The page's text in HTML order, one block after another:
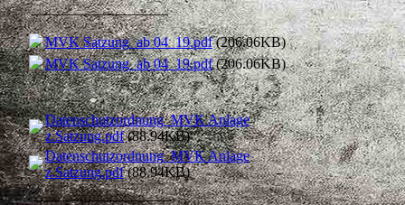
___________________
MVK Satzung_ab 04_19.pdf(206.06KB)
MVK Satzung_ab 04_19.pdf(206.06KB)
Datenschutzordnung_MVK Anlage
z.Satzung.pdf(88.94KB)
Datenschutzordnung_MVK Anlage
z.Satzung.pdf(88.94KB)
___________________